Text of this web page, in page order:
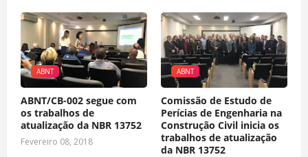
ABNT
ABNT/CB-002 segue com
os trabalhos de
atualização da NBR 13752
Fevereiro 08, 2018
ABNT
Comissão de Estudo de
Perícias de Engenharia na
Construção Civil inicia os
trabalhos de atualização
da NBR 13752